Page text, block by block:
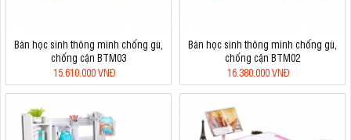
Bàn học sinh thông minh chống gù,
chống cận BTM03
15.610.000 VNĐ
Bàn học sinh thông minh chống gù,
chống cận BTM02
16.380.000 VNĐ